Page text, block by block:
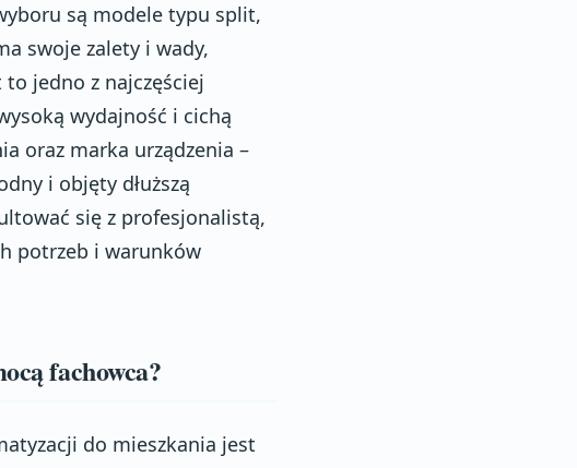
są modele typu split,
swoje zalety i wady,
jedno z najczęściej
wydajność i cichą
oraz marka urządzenia –
i objęty dłuższą
się z profesjonalistą,
potrzeb i warunków
fachowca?
do mieszkania jest